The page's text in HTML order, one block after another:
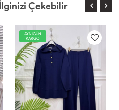
Çekebilir
AYNIGÜN
KARGO